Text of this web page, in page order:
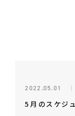
2022.05.01
5月のスケジ